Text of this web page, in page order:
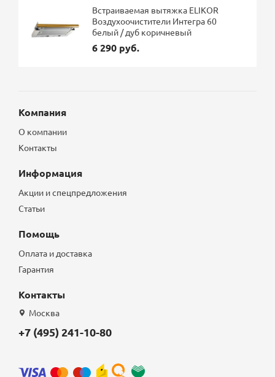
Встраиваемая вытяжка ELIKOR
Воздухоочистители Интегра 60
белый / дуб коричневый
6 290 руб.
Компания
О компании
Контакты
Информация
Акции и спецпредложения
Статьи
Помощь
Оплата и доставка
Гарантия
Контакты
Москва
+7 (495) 241-10-80